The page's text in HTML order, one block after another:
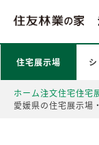
ホーム注文住宅住宅
愛媛県の住宅展示場
住宅展示場